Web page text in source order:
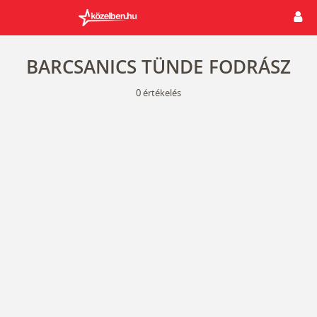
BARCSANICS TÜNDE FODRÁSZ
0értékelés